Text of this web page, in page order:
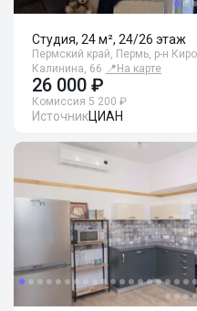
Студия, 24 м², 24/26 этаж
Пермский край, Пермь, р-н
Калинина, 66 📍 На карте
26 000 ₽
Комиссия 5 200 ₽
ИсточникЦИАН